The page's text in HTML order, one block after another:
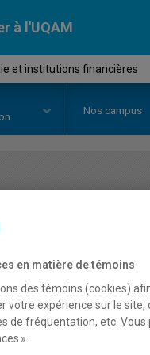
à l'UQAM
et institutions financières
Nos campus
Description
en matière de témoins
des témoins (cookies)
votre expérience sur le
de fréquentation, etc.
».